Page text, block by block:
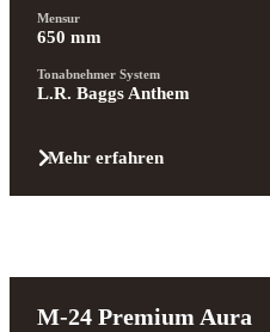
Mensur
650 mm
Tonabnehmer System
L.R. Baggs Anthem
Mehr erfahren
M-24 Premium Aura